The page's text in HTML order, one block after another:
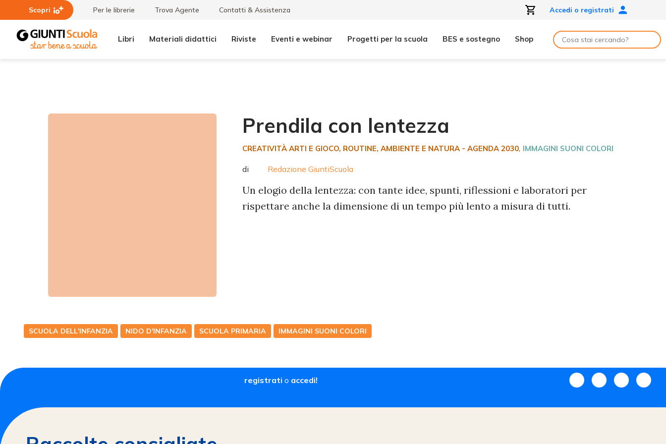
Scopri Per le librerie Trova Agente Contatti & Assistenza Accedi o registrati
Libri Materiali didattici Riviste Eventi e webinar Progetti per la scuola BES e sostegno Shop
Prendila con lentezza
CREATIVITÀ ARTI E GIOCO, ROUTINE, AMBIENTE E NATURA - AGENDA 2030, IMMAGINI SUONI COLORI
di Redazione GiuntiScuola
Un elogio della lentezza: con tante idee, spunti, riflessioni e laboratori per
rispettare anche la dimensione di un tempo più lento a misura di tutti.
SCUOLA DELL'INFANZIA NIDO D'INFANZIA SCUOLA PRIMARIA IMMAGINI SUONI COLORI
registrati o accedi!